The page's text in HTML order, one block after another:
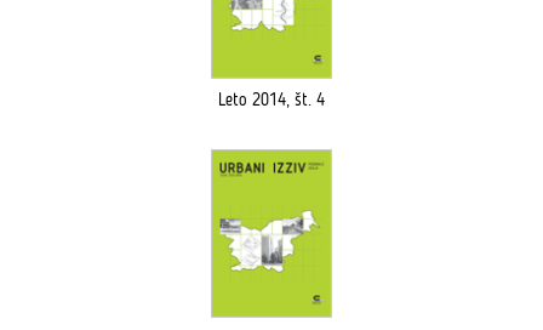
Leto 2014, št. 4